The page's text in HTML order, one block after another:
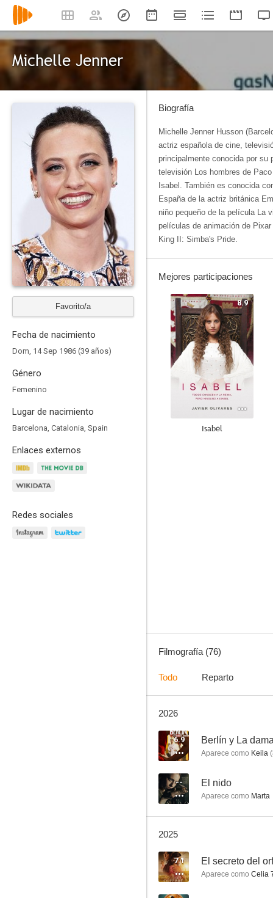
Michelle Jenner
Favorito/a
Fecha de nacimiento
Dom, 14 Sep 1986 (39 años)
Género
Femenino
Lugar de nacimiento
Barcelona, Catalonia, Spain
Enlaces externos
Redes sociales
Biografía
Michelle Jenner Husson
actriz española de cine,
principalmente conocida por su
televisión Los hombres de
Isabel. También es conocida
España de la actriz británica
niño pequeño de la película La
películas de animación de
King II: Simba's Pride.
Mejores participaciones
8.9
Isabel
La catedral del mar
7.3
La cocinera de Castamar
6.9
Filmografía (76)
Todo Reparto
2026
6.9 Berlín y La
Aparece como Keila (
-- El nido
Aparece como Marta
2025
7.1 El secreto del
Aparece como Celia